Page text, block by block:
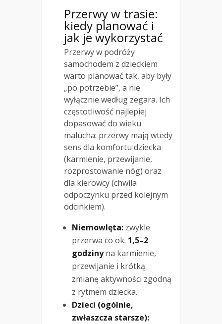
Przerwy w trasie:
kiedy planować i
jak je wykorzystać
Przerwy w podróży
samochodem z dzieckiem
warto planować tak, aby były
„po potrzebie”, a nie
wyłącznie według zegara. Ich
częstotliwość najlepiej
dopasować do wieku
malucha: przerwy mają wtedy
sens dla komfortu dziecka
(karmienie, przewijanie,
rozprostowanie nóg) oraz
dla kierowcy (chwila
odpoczynku przed kolejnym
odcinkiem).
Niemowlęta: zwykle
przerwa co ok. 1,5–2
godzinyna karmienie,
przewijanie i krótką
zmianę aktywności zgodną
z rytmem dziecka.
Dzieci (ogólnie,
zwłaszcza starsze):